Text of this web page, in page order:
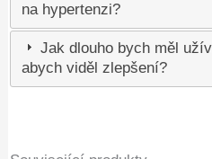
na hypertenzi?
Jak dlouho bych měl
abych viděl zlepšení?